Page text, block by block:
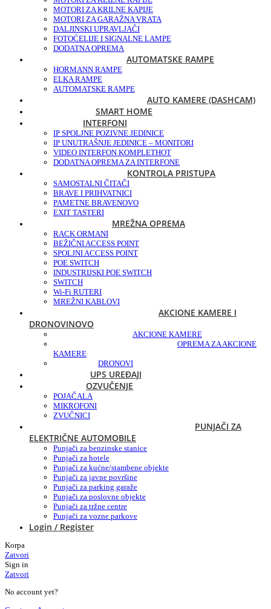
MOTORI ZA KRILNE KAPIJE
MOTORI ZA GARAŽNA VRATA
DALJINSKI UPRAVLJAČI
FOTOĆELIJE I SIGNALNE LAMPE
DODATNA OPREMA
AUTOMATSKE RAMPE
HORMANN RAMPE
ELKA RAMPE
AUTOMATSKE RAMPE
AUTO KAMERE (DASHCAM)
SMART HOME
INTERFONI
IP SPOLJNE POZIVNE JEDINICE
IP UNUTRAŠNJE JEDINICE – MONITORI
VIDEO INTERFON KOMPLETHOT
DODATNA OPREMA ZA INTERFONE
KONTROLA PRISTUPA
SAMOSTALNI ČITAČI
BRAVE I PRIHVATNICI
PAMETNE BRAVENOVO
EXIT TASTERI
MREŽNA OPREMA
RACK ORMANI
BEŽIČNI ACCESS POINT
SPOLJNI ACCESS POINT
POE SWITCH
INDUSTRIJSKI POE SWITCH
SWITCH
Wi-Fi RUTERI
MREŽNI KABLOVI
AKCIONE KAMERE I
DRONOVINOVO
AKCIONE KAMERE
OPREMA ZA AKCIONE
KAMERE
DRONOVI
UPS UREĐAJI
OZVUČENJE
POJAČALA
MIKROFONI
ZVUČNICI
PUNJAČI ZA
ELEKTRIČNE AUTOMOBILE
Punjači za benzinske stanice
Punjači za hotele
Punjači za kućne/stambene objekte
Punjači za javne površine
Punjači za parking garaže
Punjači za poslovne objekte
Punjači za tržne centre
Punjači za vozne parkove
Login / Register
Korpa
Zatvori
Sign in
Zatvori
No account yet?